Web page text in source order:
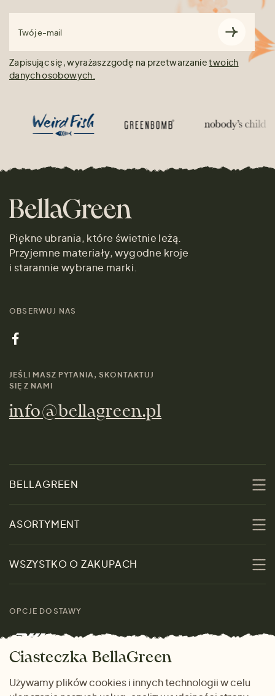
Twój e-mail
Zapisując się, wyrażasz zgodę na przetwarzanietwoich
danych osobowych.
Piękne ubrania, które świetnie leżą.
Przyjemne materiały, wygodne kroje
i starannie wybrane marki.
OBSERWUJ NAS
JEŚLI MASZ PYTANIA, SKONTAKTUJ
SIĘ Z NAMI
info@bellagreen.pl
BELLAGREEN
O nas
Zrównoważoność
Skontaktuj się z nami
Marki
ASORTYMENT
Promocje
Kobiety
Mężczyźni
Dom i wnętrze
Prezenty
WSZYSTKO O ZAKUPACH
rozmiarach
Zwrot towaru
OPCJE DOSTAWY
METODY PŁATNOŚCI
Ciasteczka BellaGreen
Używamy plików cookies i innych technologii w celu